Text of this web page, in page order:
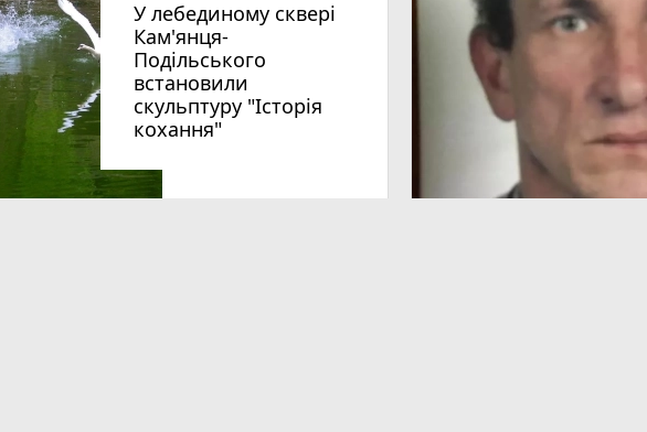
У лебединому сквері
Кам'янця-
Подільського
встановили
скульптуру "Історія
кохання"